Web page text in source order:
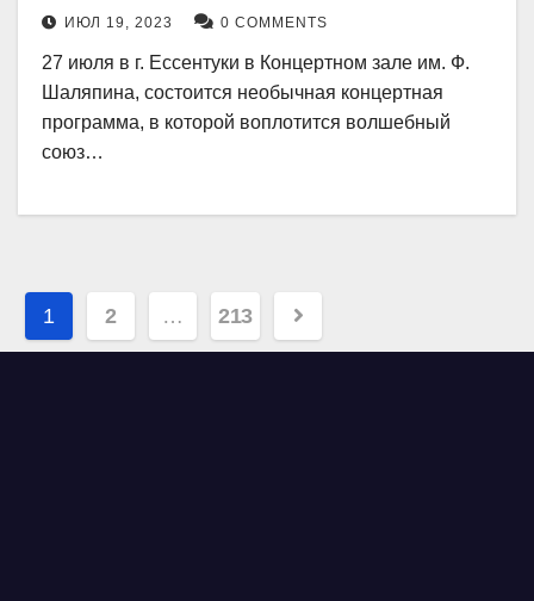
ИЮЛ 19, 2023 0 COMMENTS
27 июля в г. Ессентуки в Концертном зале им. Ф.
Шаляпина, состоится необычная концертная
программа, в которой воплотится волшебный
союз…
Навигация
по
1 2 … 213